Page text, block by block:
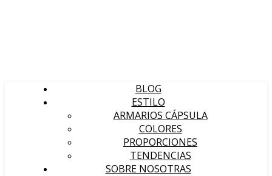
BLOG
ESTILO
ARMARIOS CÁPSULA
COLORES
PROPORCIONES
TENDENCIAS
SOBRE NOSOTRAS